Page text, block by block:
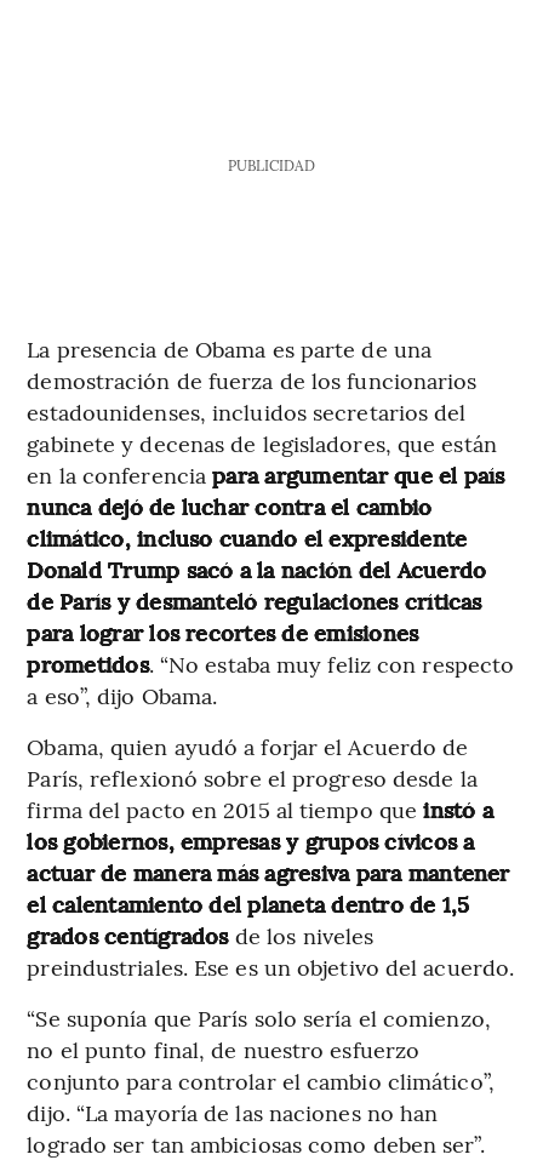
PUBLICIDAD
La presencia de Obama es parte de una
demostración de fuerza de los funcionarios
estadounidenses, incluidos secretarios del
gabinete y decenas de legisladores, que están
en la conferenciapara argumentar que el país
nunca dejó de luchar contra el cambio
climático, incluso cuando el expresidente
Donald Trump sacó a la nación del Acuerdo
de París y desmanteló regulaciones críticas
para lograr los recortes de emisiones
prometidos. “No estaba muy feliz con respecto
a eso”, dijo Obama.
Obama, quien ayudó a forjar el Acuerdo de
París, reflexionó sobre el progreso desde la
firma del pacto en 2015 al tiempo que instó a
los gobiernos, empresas y grupos cívicos a
actuar de manera más agresiva para mantener
el calentamiento del planeta dentro de 1,5
grados centígradosde los niveles
preindustriales. Ese es un objetivo del acuerdo.
“Se suponía que París solo sería el comienzo,
no el punto final, de nuestro esfuerzo
conjunto para controlar el cambio climático”,
dijo. “La mayoría de las naciones no han
logrado ser tan ambiciosas como deben ser”.